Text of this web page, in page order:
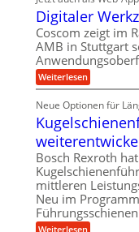
r
a
u
e
U
m
g
e
b
n
g
e
n
i
n
g
a
n
g
S
t
e
l
l
n
b
e
f
ü
r
p
r
z
i
e
H
u
b
b
e
w
e
ä
z
i
s
i
o
n
f
ü
r
A
u
t
o
m
o
i
v
e
Digitaler
Coscom zeigt im
AMB in Stuttgart
Weiterlesen:
D
g
i
t
a
l
e
r
W
e
r
k
Neue Optionen für
Bosch Rexroth
mittleren
Neu im
Weiterlesen: